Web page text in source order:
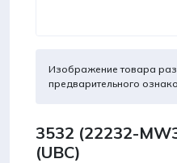
Изображение товара
предварительного
3532 (22232-
(UBC)